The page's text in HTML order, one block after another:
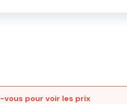
vous pour voir les prix